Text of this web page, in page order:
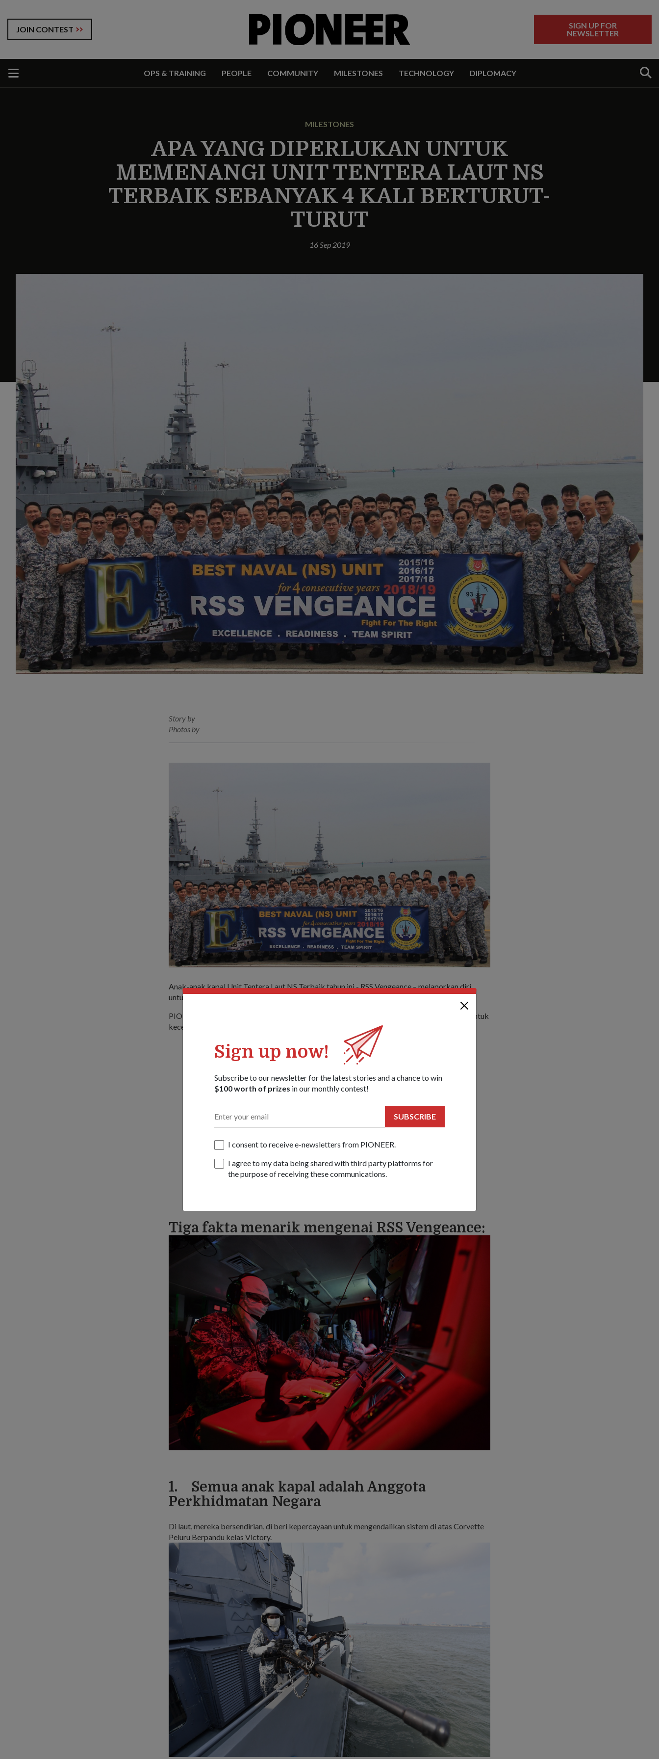
JOIN CONTEST
SIGN UP FOR
NEWSLETTER
OPS & TRAINING PEOPLE COMMUNITY MILESTONES TECHNOLOGY DIPLOMACY
Sign up now!
Subscribe to our newsletter for the latest stories and a chance to win
$100 worth of prizes in our monthly contest!
SUBSCRIBE
I consent to receive e-newsletters from PIONEER.
I agree to my data being shared with third party platforms for
the purpose of receiving these communications.
MILESTONES
APA YANG DIPERLUKAN UNTUK
MEMENANGI UNIT TENTERA LAUT NS
TERBAIK SEBANYAK 4 KALI BERTURUT-
TURUT
16 Sep 2019
Story by
Photos by
Anak-anak kapal Unit Tentera Laut NS Terbaik tahun ini - RSS Vengeance – melaporkan diri
untuk Latihan In-Camp (ICT) awal bulan ini.
PIONEER dapat menemu bual dengan mereka untuk mengetahui apa resepi rahsia mereka untuk
kecemerlangan - Mereka telah memenangi gelaran selama empat tahun berturut-turut!
Tiga fakta menarik mengenai RSS Vengeance:
1. Semua anak kapal adalah Anggota
Perkhidmatan Negara
Di laut, mereka bersendirian, di beri kepercayaan untuk mengendalikan sistem di atas Corvette
Peluru Berpandu kelas Victory.